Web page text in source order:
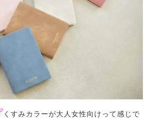
くすみカラーが大人女性向けって感じで